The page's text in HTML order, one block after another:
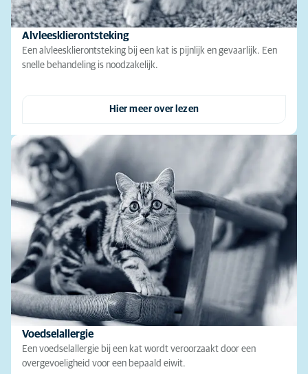
Alvleesklierontsteking
Een alvleesklierontsteking bij een kat is pijnlijk en gevaarlijk. Een
snelle behandeling is noodzakelijk.
Hier meer over lezen
Voedselallergie
Een voedselallergie bij een kat wordt veroorzaakt door een
overgevoeligheid voor een bepaald eiwit.